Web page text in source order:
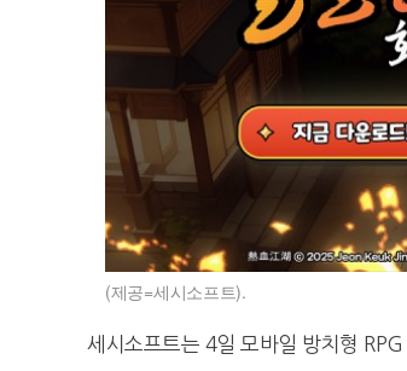
(제공=세시소프트).
세시소프트는 4일 모바일 방치형